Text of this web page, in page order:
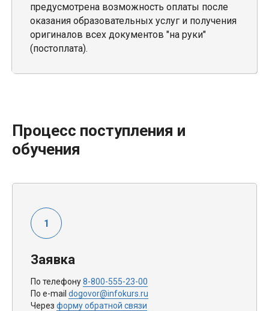
предусмотрена возможность оплаты после
оказания образовательных услуг и получения
оригиналов всех документов "на руки"
(постоплата).
Процесс поступления и
обучения
Заявка
По телефону8-800-555-23-00
По e-mail dogovor@infokurs.ru
Через форму обратной связи